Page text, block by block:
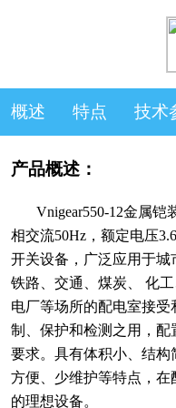
概述 特点 技术
产品概述：
Vnigear550-12金属铠
相交流50Hz，额定电压
开关设备，广泛应用于城
铁路、交通、煤炭、 化
电厂等场所的配电室接
制、保护和检测之用，
要求。具有体积小、结
方便、少维护等特点，
的理想设备。